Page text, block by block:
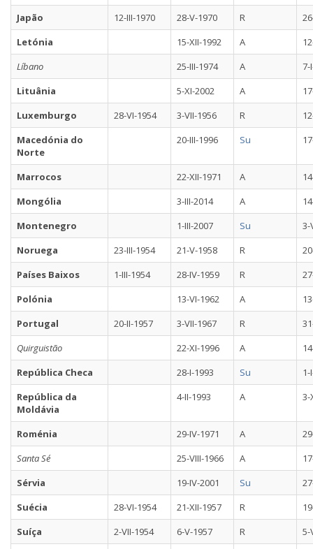
Japão
12-III-1970 28-V-1970 R
Letónia
15-XII-1992 A
Líbano
25-III-1974 A
7-
Lituânia
5-XI-2002 A
Luxemburgo
28-VI-1954 3-VII-1956 R
Macedónia do
Norte
20-III-1996 Su
Marrocos 22-XII-1971 A
Mongólia
3-III-2014 A
Montenegro
1-III-2007 Su
3-
Noruega
23-III-1954 21-V-1958 R
Países Baixos
1-III-1954 28-IV-1959 R
Polónia
13-VI-1962 A
Portugal
20-II-1957 3-VII-1967 R
Quirguistão
22-XI-1996 A
República Checa
28-I-1993 Su
1-
República da
Moldávia
4-II-1993 A 3-
Roménia 29-IV-1971 A
Santa Sé
25-VIII-1966 A
Sérvia
19-IV-2001 Su
Suécia
28-VI-1954 21-XII-1957 R
Suíça
2-VII-1954 6-V-1957 R
5-